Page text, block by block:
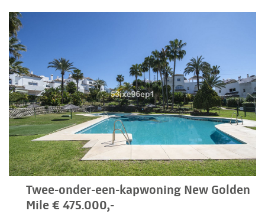
Twee-onder-een-kapwoning New Golden
Mile € 475.000,-